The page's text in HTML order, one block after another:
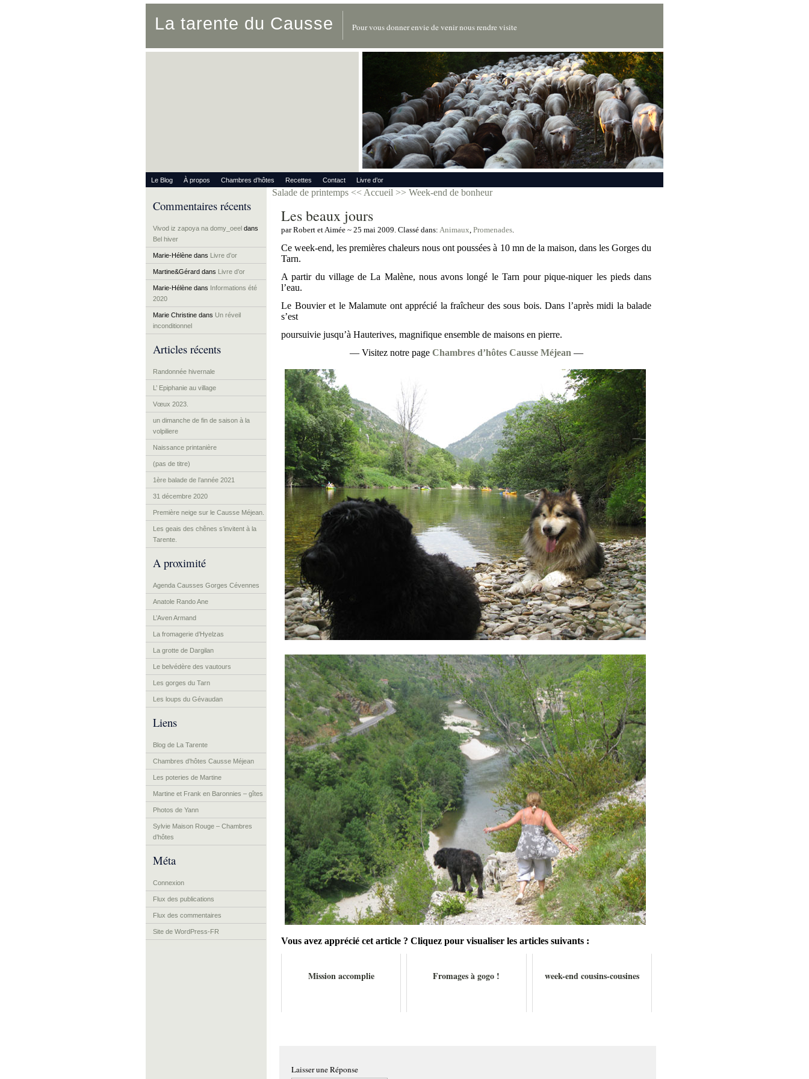
La tarente du Causse Pour vous donner envie de venir nous rendre visite
Le Blog À propos Chambres d’hôtes Recettes Contact Livre d’or
Commentaires récents
Vivod iz zapoya na domy_oeel dans
Bel hiver
Marie-Hélène dans Livre d’or
Martine&Gérard dans Livre d’or
Marie-Hélène dans Informations été
2020
Marie Christine dans Un réveil
inconditionnel
Articles récents
Randonnée hivernale
L’ Epiphanie au village
Vœux 2023.
un dimanche de fin de saison à la
volpiliere
Naissance printanière
(pas de titre)
1ère balade de l’année 2021
31 décembre 2020
Première neige sur le Causse Méjean.
Les geais des chênes s’invitent à la
Tarente.
A proximité
Agenda Causses Gorges Cévennes
Anatole Rando Ane
L’Aven Armand
La fromagerie d’Hyelzas
La grotte de Dargilan
Le belvédère des vautours
Les gorges du Tarn
Les loups du Gévaudan
Liens
Blog de La Tarente
Chambres d’hôtes Causse Méjean
Les poteries de Martine
Martine et Frank en Baronnies – gîtes
Photos de Yann
Sylvie Maison Rouge – Chambres
d’hôtes
Méta
Connexion
Flux des publications
Flux des commentaires
Site de WordPress-FR
Salade de printemps << Accueil >> Week-end de bonheur
Les beaux jours
par Robert et Aimée ~ 25 mai 2009. Classé dans: Animaux, Promenades.
Ce week-end, les premières chaleurs nous ont poussées à 10 mn de la maison, dans les Gorges du
Tarn.
A partir du village de La Malène, nous avons longé le Tarn pour pique-niquer les pieds dans
l’eau.
Le Bouvier et le Malamute ont apprécié la fraîcheur des sous bois. Dans l’après midi la balade
s’est
poursuivie jusqu’à Hauterives, magnifique ensemble de maisons en pierre.
— Visitez notre page Chambres d’hôtes Causse Méjean —
Vous avez apprécié cet article ? Cliquez pour visualiser les articles suivants :
Mission accomplie Fromages à gogo ! week-end cousins-cousines
Laisser une Réponse